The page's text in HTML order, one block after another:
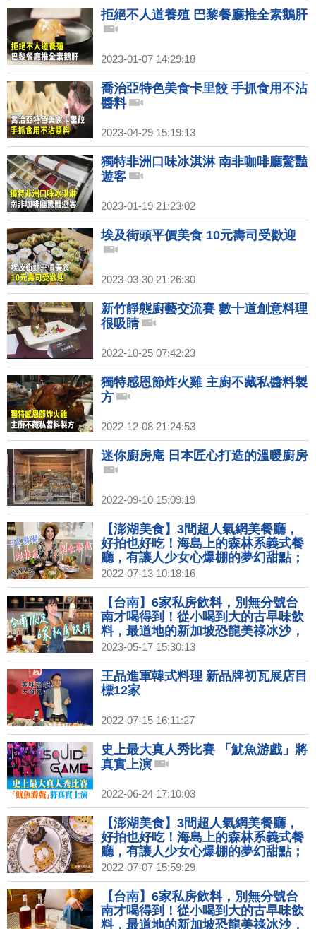
拒絕不人道養殖 巴黎餐廳推全素鵝肝
2023-01-07 14:29:18
喬治亞特色美食卡里餃 手抓食用不沾
醬料
2023-04-29 15:19:13
獨特非洲口味冰淇淋 南非咖啡廳驚豔
遊客
2023-01-19 21:23:02
埃及街頭平價美食 10元壽司受歡迎
2023-03-30 21:26:30
新竹靜態廚藝交流賽 數十道創意料理
很吸睛
2022-10-25 07:42:23
獨特感恩節炸火雞 主廚不藏私醬料製
方
2022-12-08 21:24:53
迷你廚房庵 日本匠心打造的溫暖廚房
2022-09-10 15:09:19
【澎湖美食】3間超人氣網美餐廳，
好拍也好吃！海島上的森林系義式餐
廳，有讓人少女心爆棚的夢幻甜點；
引領潮流的雲朵披薩，滿滿海鮮配料
不手軟，澎湖人的披薩就是海派！隱
身老街的手作蛋糕店，有必嚐仙人掌
千層派、乳酪蛋糕～｜1000步的繽紛
台灣(416)
2022-07-13 10:18:16
【台南】6家私房飲料，別無分號台
南才喝得到！從小喝到大的古早味飲
料，最道地的新加坡恐龍美祿冰沙，
療癒系的漢方草本茶，使用茶冰磚的
冰磚茶，獨家冰滴技術的冰萃茶，威
士忌杯裝的台灣高山茶！｜1000步的
繽紛台灣(439)
2023-05-17 15:30:13
王品進軍韓式料理 新品牌初瓦展店目
標12家
2022-07-15 16:11:27
史上最大真人秀比賽 「魷魚游戲」將
真實上演
2022-06-24 17:10:03
【澎湖美食】3間超人氣網美餐廳，
好拍也好吃！海島上的森林系義式餐
廳，有讓人少女心爆棚的夢幻甜點；
引領潮流的雲朵披薩，滿滿海鮮配料
不手軟，澎湖人的披薩就是海派！隱
身老街的手作蛋糕店，有必嚐仙人掌
千層派、乳酪蛋糕～｜1000步的繽紛
台灣(416)預告
2022-07-07 15:59:29
【台南】6家私房飲料，別無分號台
南才喝得到！從小喝到大的古早味飲
料，最道地的新加坡恐龍美祿冰沙，